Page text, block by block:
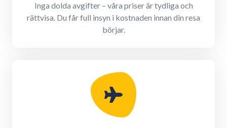
Inga dolda avgifter – våra priser är tydliga och
rättvisa. Du får full insyn i kostnaden innan din resa
börjar.